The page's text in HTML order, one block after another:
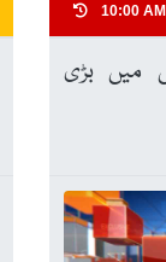
10:00 AM
میں بڑی